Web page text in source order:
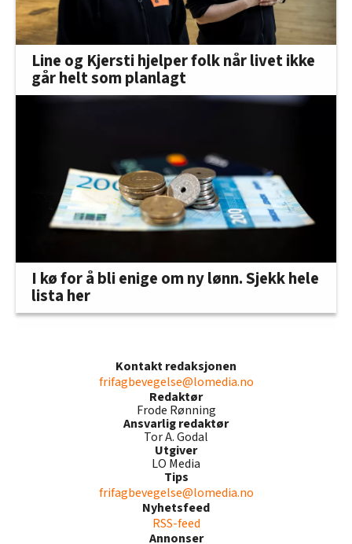
Line og Kjersti hjelper folk når livet ikke
går helt som planlagt
I kø for å bli enige om ny lønn. Sjekk hele
lista her
Kontakt redaksjonen
frifagbevegelse@lomedia.no
Redaktør
Frode Rønning
Ansvarlig redaktør
Tor A. Godal
Utgiver
LO Media
Tips
frifagbevegelse@lomedia.no
Nyhetsfeed
RSS-feed
Annonser